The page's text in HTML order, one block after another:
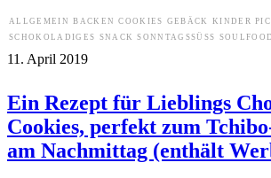
ALLGEMEIN BACKEN COOKIES GEBÄCK KINDER
SCHOKOLADIGES SNACK SONNTAGSSÜSS SOULFOOD
11. April 2019
Ein Rezept für Lieblings
Cookies, perfekt zum
am Nachmittag (enthält